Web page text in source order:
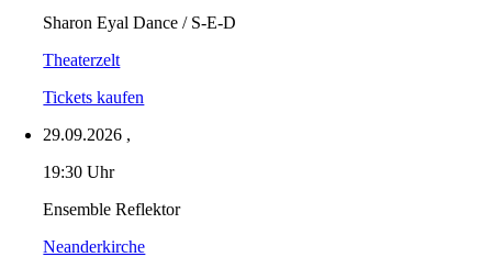
Sharon Eyal Dance / S-E-D
Theaterzelt
Tickets kaufen
29.09.2026 ,
19:30 Uhr
Ensemble Reflektor
Neanderkirche